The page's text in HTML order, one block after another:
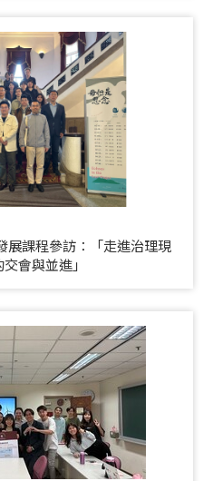
展課程參訪：「走進治理現
會與並進」